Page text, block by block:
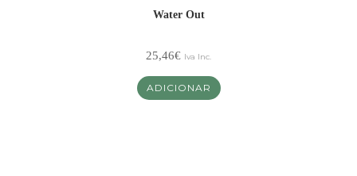
Water Out
25,46€ Iva Inc.
ADICIONAR